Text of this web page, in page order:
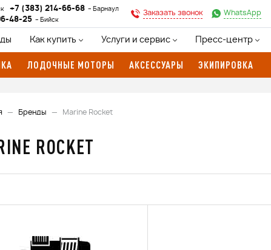
+7 (383) 214-66-68 Барнаул
48-25 Бийск
Заказать звонок WhatsApp
Как купить Услуги и сервис Пресс-центр
ЛОДОЧНЫЕ МОТОРЫ АКСЕССУАРЫ ЭКИПИРОВКА
Бренды Marine Rocket
ROCKET